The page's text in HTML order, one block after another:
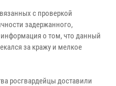
с проверкой
задержанного,
о том, что данный
за кражу и мелкое
росгвардейцы доставили